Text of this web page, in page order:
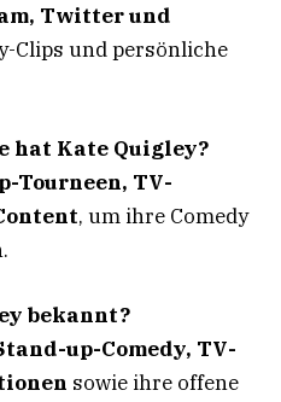
Twitter und
Clips und persönliche
hat Kate Quigley?
Tourneen, TV-
, um ihre Comedy
bekannt?
up-Comedy, TV-
sowie ihre offene